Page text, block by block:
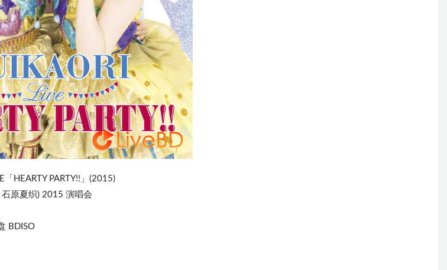
「HEARTY PARTY!!」(2015)
原夏织) 2015 演唱会
BDISO